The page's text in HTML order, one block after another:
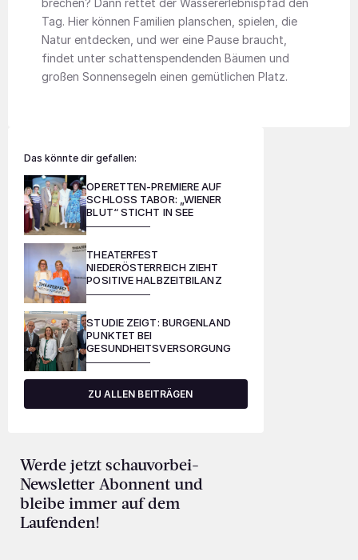
brechen? Dann rettet der Wassererlebnispfad den
Tag. Hier können Familien planschen, spielen, die
Natur entdecken, und wer eine Pause braucht,
findet unter schattenspendenden Bäumen und
großen Sonnensegeln einen gemütlichen Platz.
Das könnte dir gefallen:
OPERETTEN-PREMIERE AUF
SCHLOSS TABOR: „WIENER
BLUT“ STICHT IN SEE
THEATERFEST
NIEDERÖSTERREICH ZIEHT
POSITIVE HALBZEITBILANZ
STUDIE ZEIGT: BURGENLAND
PUNKTET BEI
GESUNDHEITSVERSORGUNG
ZU ALLEN BEITRÄGEN
Werde jetzt schauvorbei-
Newsletter Abonnent und
bleibe immer auf dem
Laufenden!